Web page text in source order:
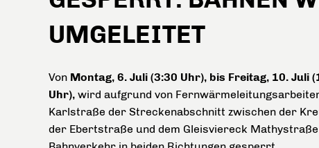
UMGELEITET
Von Montag, 6. Juli (3:30 Uhr), bis Freitag, 10. Juli
Uhr), wird aufgrund von
Karlstraße der Streckenabschnitt zwischen der
der Ebertstraße und dem Gleisviereck